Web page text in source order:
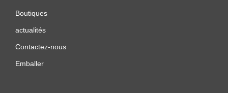
Boutiques
actualités
Contactez-nous
Emballer